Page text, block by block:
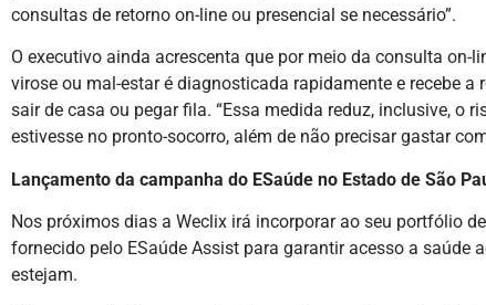
consultas de retorno on-line ou presencial se necessário”.
O executivo ainda acrescenta que por meio da consulta on-
virose ou mal-estar é diagnosticada rapidamente e recebe
sair de casa ou pegar fila. “Essa medida reduz, inclusive, o
estivesse no pronto-socorro, além de não precisar gastar
Lançamento da campanha do ESaúde no Estado de São
Nos próximos dias a Weclix irá incorporar ao seu portfólio
fornecido pelo ESaúde Assist para garantir acesso a saúde
estejam.